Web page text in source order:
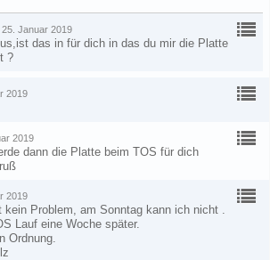
25. Januar 2019
das in für dich in das du mir die Platte
?
2019
2019
dann die Platte beim TOS für dich
2019
kein Problem, am Sonntag kann ich nicht .
Lauf eine Woche später.
Ordnung.